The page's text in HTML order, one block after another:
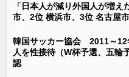
「日本人が減り外国人が増
市、2位 横浜市、3位 名古屋
韓国サッカー協会 2011～12
人を性接待（W杯予選、五輪
認